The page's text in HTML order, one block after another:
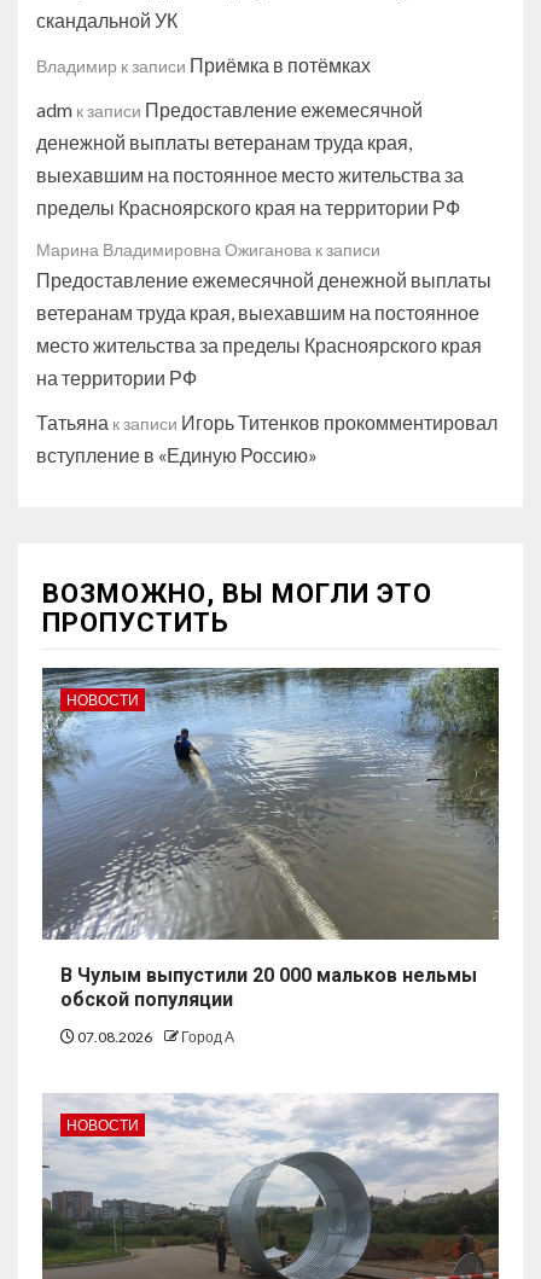
скандальной УК
Владимир к записи Приёмка в потёмках
adm к записи Предоставление ежемесячной
денежной выплаты ветеранам труда края,
выехавшим на постоянное место жительства за
пределы Красноярского края на территории РФ
Марина Владимировна Ожиганова к записи
Предоставление ежемесячной денежной выплаты
ветеранам труда края, выехавшим на постоянное
место жительства за пределы Красноярского края
на территории РФ
Татьяна к записи Игорь Титенков прокомментировал
вступление в «Единую Россию»
ВОЗМОЖНО, ВЫ МОГЛИ ЭТО
ПРОПУСТИТЬ
НОВОСТИ
В Чулым выпустили 20 000 мальков нельмы
обской популяции
07.08.2026 Город А
НОВОСТИ